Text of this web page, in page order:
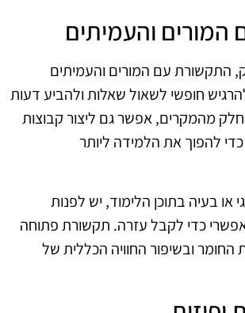
והעמיתים
התקשורת עם המורים והעמיתים
חופשי לשאול שאלות ולהביע דעות
מהמקרים, אפשר גם ליצור קבוצות
להפוך את הלמידה ליותר
או בעיה בתוכן הלימוד, יש לפנות
כדי לקבל עזרה. תקשורת פתוחה
החומר ובשיפור החוויה הכללית של